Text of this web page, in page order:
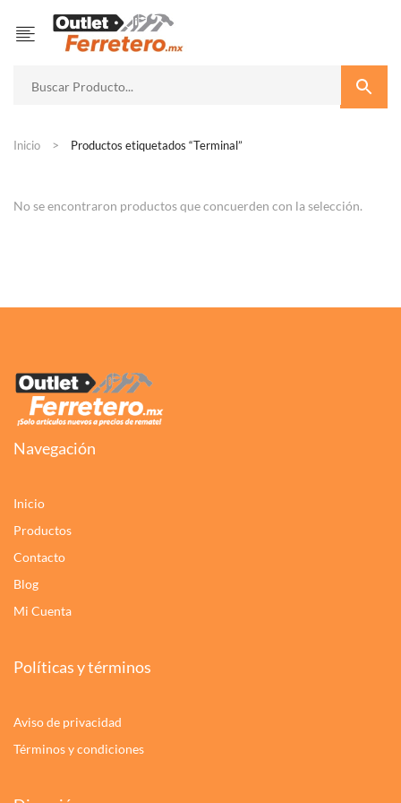
Inicio Productos etiquetados “Terminal”
No se encontraron productos que concuerden con la selección.
Navegación
Inicio
Productos
Contacto
Blog
Mi Cuenta
Políticas y términos
Aviso de privacidad
Términos y condiciones